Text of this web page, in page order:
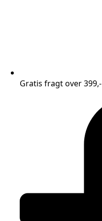
Gratis fragt over 399,-